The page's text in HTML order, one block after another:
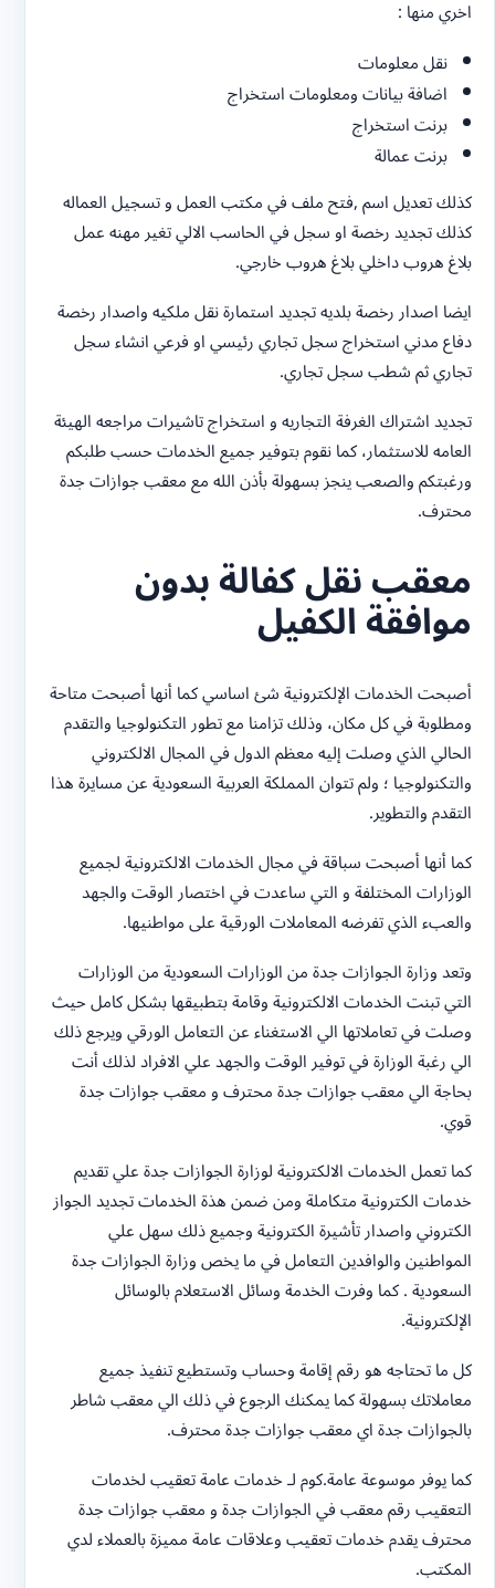
اخري منها :
نقل معلومات
اضافة بيانات ومعلومات استخراج
برنت استخراج
برنت عمالة
كذلك تعديل اسم ,فتح ملف في مكتب العمل و تسجيل العماله
كذلك تجديد رخصة او سجل في الحاسب الالي تغير مهنه عمل
بلاغ هروب داخلي بلاغ هروب خارجي.
ايضا اصدار رخصة بلديه تجديد استمارة نقل ملكيه واصدار رخصة
دفاع مدني استخراج سجل تجاري رئيسي او فرعي انشاء سجل
تجاري ثم شطب سجل تجاري.
تجديد اشتراك الغرفة التجاريه و استخراج تاشيرات مراجعه الهيئة
العامه للاستثمار، كما نقوم بتوفير جميع الخدمات حسب طلبكم
ورغبتكم والصعب ينجز بسهولة بأذن الله مع معقب جوازات جدة
محترف.
معقب نقل كفالة بدون
موافقة الكفيل
أصبحت الخدمات الإلكترونية شئ اساسي كما أنها أصبحت متاحة
ومطلوبة في كل مكان، وذلك تزامنا مع تطور التكنولوجيا والتقدم
الحالي الذي وصلت إليه معظم الدول في المجال الالكتروني
والتكنولوجيا ؛ ولم تتوان المملكة العربية السعودية عن مسايرة هذا
التقدم والتطوير.
كما أنها أصبحت سباقة في مجال الخدمات الالكترونية لجميع
الوزارات المختلفة و التي ساعدت في اختصار الوقت والجهد
والعبء الذي تفرضه المعاملات الورقية على مواطنيها.
وتعد وزارة الجوازات جدة من الوزارات السعودية من الوزارات
التي تبنت الخدمات الالكترونية وقامة بتطبيقها بشكل كامل حيث
وصلت في تعاملاتها الي الاستغناء عن التعامل الورقي ويرجع ذلك
الي رغبة الوزارة في توفير الوقت والجهد علي الافراد لذلك أنت
بحاجة الي معقب جوازات جدة محترف و معقب جوازات جدة
قوي.
كما تعمل الخدمات الالكترونية لوزارة الجوازات جدة علي تقديم
خدمات الكترونية متكاملة ومن ضمن هذة الخدمات تجديد الجواز
الكتروني واصدار تأشيرة الكترونية وجميع ذلك سهل علي
المواطنين والوافدين التعامل في ما يخص وزارة الجوازات جدة
السعودية . كما وفرت الخدمة وسائل الاستعلام بالوسائل
الإلكترونية.
كل ما تحتاجه هو رقم إقامة وحساب وتستطيع تنفيذ جميع
معاملاتك بسهولة كما يمكنك الرجوع في ذلك الي معقب شاطر
بالجوازات جدة اي معقب جوازات جدة محترف.
كما يوفر موسوعة عامة.كوم لـ خدمات عامة تعقيب لخدمات
التعقيب رقم معقب في الجوازات جدة و معقب جوازات جدة
محترف يقدم خدمات تعقيب وعلاقات عامة مميزة بالعملاء لدي
المكتب.